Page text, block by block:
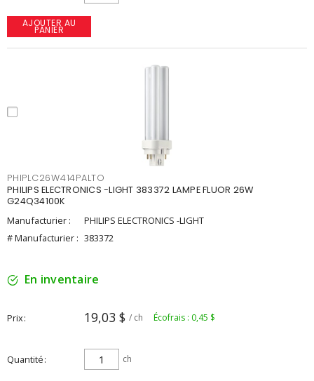
AJOUTER AU
PANIER
PHIPLC26W414PALTO
PHILIPS ELECTRONICS -LIGHT 383372 LAMPE FLUOR 26W
G24Q34100K
Manufacturier :
PHILIPS ELECTRONICS -LIGHT
# Manufacturier : 383372
En inventaire
Prix 19,03 $ / ch Écofrais : 0,45 $
Quantité ch